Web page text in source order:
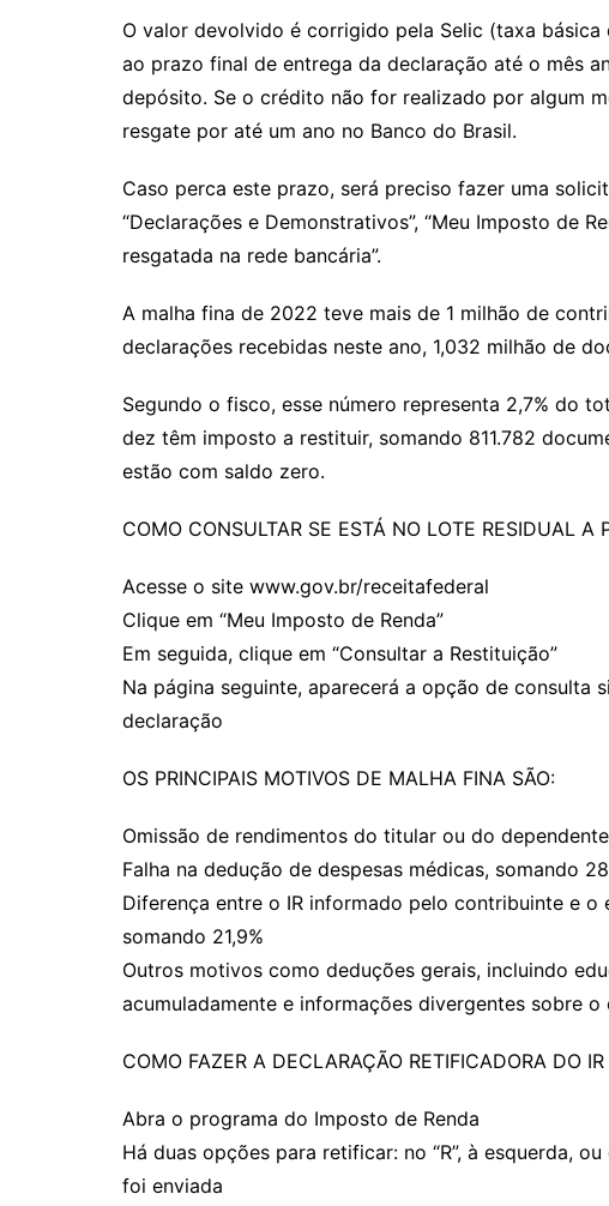
O valor devolvido é corrigido pela Selic (taxa
ao prazo final de entrega da declaração até o mês
depósito. Se o crédito não for realizado por algum
resgate por até um ano no Banco do Brasil.
Caso perca este prazo, será preciso fazer uma
“Declarações e Demonstrativos”, “Meu Imposto de
resgatada na rede bancária”.
A malha fina de 2022 teve mais de 1 milhão de
declarações recebidas neste ano, 1,032 milhão de
Segundo o fisco, esse número representa 2,7% do
dez têm imposto a restituir, somando 811.782
estão com saldo zero.
COMO CONSULTAR SE ESTÁ NO LOTE RESIDUAL A
Acesse o site www.gov.br/receitafederal
Clique em “Meu Imposto de Renda”
Em seguida, clique em “Consultar a Restituição”
Na página seguinte, aparecerá a opção de consulta
declaração
OS PRINCIPAIS MOTIVOS DE MALHA FINA SÃO:
Omissão de rendimentos do titular ou do
Falha na dedução de despesas médicas, somando
Diferença entre o IR informado pelo contribuinte e o
somando 21,9%
Outros motivos como deduções gerais, incluindo
acumuladamente e informações divergentes sobre
COMO FAZER A DECLARAÇÃO RETIFICADORA DO IR
Abra o programa do Imposto de Renda
Há duas opções para retificar: no “R”, à esquerda,
foi enviada